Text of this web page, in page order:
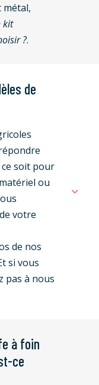
kit
?.
de
soit pour
ou
votre
de nos
si vous
pas à nous
à foin
ce